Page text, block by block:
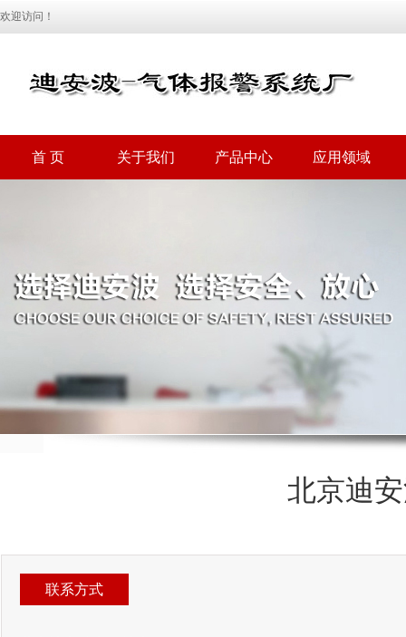
欢迎访问！
首 页 关于我们 产品中心 应用领域
北京迪
联系方式